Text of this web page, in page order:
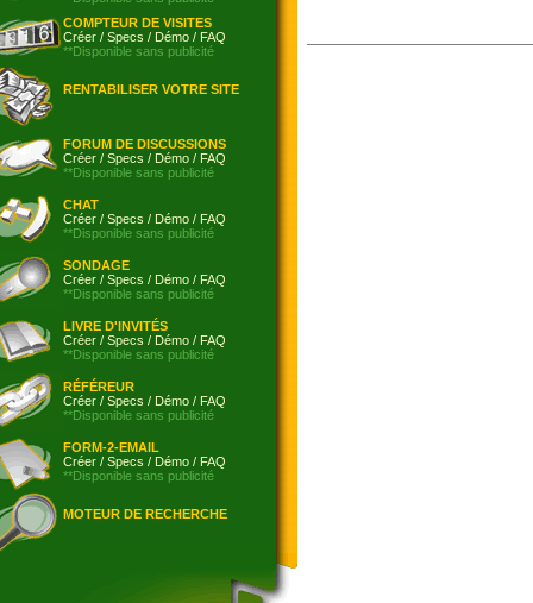
COMPTEUR DE VISITES
Créer / Specs / Démo / FAQ
**Disponible sans publicité
RENTABILISER VOTRE SITE
FORUM DE DISCUSSIONS
Créer / Specs / Démo / FAQ
**Disponible sans publicité
CHAT
Créer / Specs / Démo / FAQ
**Disponible sans publicité
SONDAGE
Créer / Specs / Démo / FAQ
**Disponible sans publicité
LIVRE D'INVITÉS
Créer / Specs / Démo / FAQ
**Disponible sans publicité
RÉFÉREUR
Créer / Specs / Démo / FAQ
**Disponible sans publicité
FORM-2-EMAIL
Créer / Specs / Démo / FAQ
**Disponible sans publicité
MOTEUR DE RECHERCHE